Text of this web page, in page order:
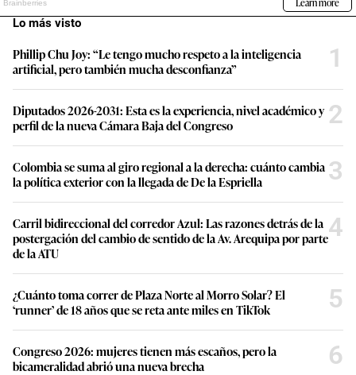
Lo más visto
Phillip Chu Joy: “Le tengo mucho respeto a la inteligencia
artificial, pero también mucha desconfianza”
1
Diputados 2026-2031: Esta es la experiencia, nivel académico y
perfil de la nueva Cámara Baja del Congreso
2
Colombia se suma al giro regional a la derecha: cuánto cambia
la política exterior con la llegada de De la Espriella
3
Carril bidireccional del corredor Azul: Las razones detrás de la
postergación del cambio de sentido de la Av. Arequipa por parte
de la ATU
4
¿Cuánto toma correr de Plaza Norte al Morro Solar? El
‘runner’ de 18 años que se reta ante miles en TikTok
5
Congreso 2026: mujeres tienen más escaños, pero la
bicameralidad abrió una nueva brecha
6